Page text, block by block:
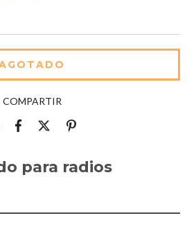
COMPARTIR
para radios